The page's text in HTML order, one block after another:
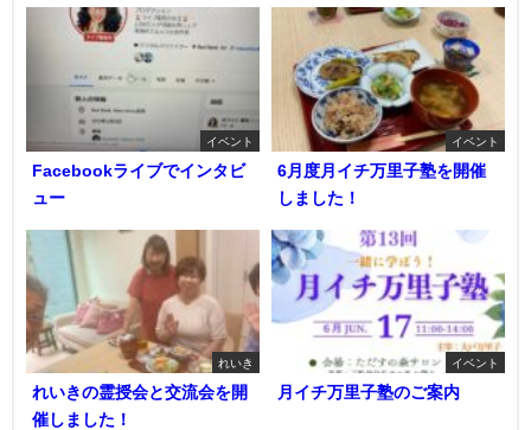
イベント
Facebookライブでインタビ
ュー
イベント
6月度月イチ万里子塾を開催
しました！
れいき
れいきの霊授会と交流会を開
催しました！
イベント
月イチ万里子塾のご案内